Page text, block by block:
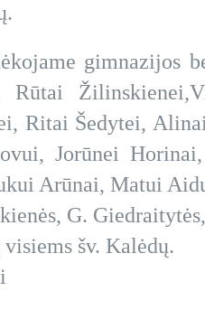
gimnazijos
Rūtai
Ritai Šedytei,
Jorūnei
Arūnai, Matui
G.
šv. Kalėdų.